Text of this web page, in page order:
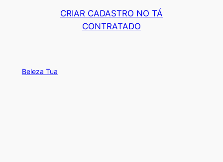
CRIAR CADASTRO NO TÁ
CONTRATADO
Beleza Tua